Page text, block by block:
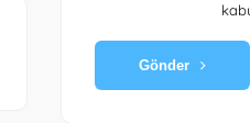
Gönder